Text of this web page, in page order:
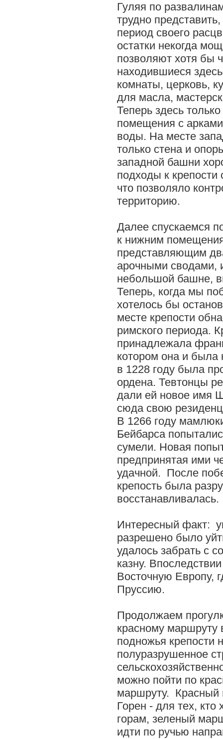
Гуляя по
трудно
период своего
остатки некогда
позволяют хотя бы
находившиеся
комнаты, церковь,
для масла,
Теперь здесь
помещения с
воды. На месте
только стена и
западной башни
подходы к
что позволяло
территорию.
Далее спускаемся
к нижним
представляющим
арочными сводами,
небольшой башне,
Теперь, когда мы
хотелось бы
месте крепости
римского периода.
принадлежала
котором она и
в 1228 году была
ордена. Тевтонцы
дали ей новое имя
сюда свою
В 1266 году
Бейбарса
сумели. Новая
предпринятая ими
удачной. После
крепость была
восстанавливалась.
Интересный факт:
разрешено было
удалось забрать с
казну.
Восточную Европу,
Пруссию.
Продолжаем
красному маршруту
подножья крепости
полуразрушенное
можно пойти по
маршруту. Красный
Горен - для тех, кто
горам, зеленый
идти по ручью